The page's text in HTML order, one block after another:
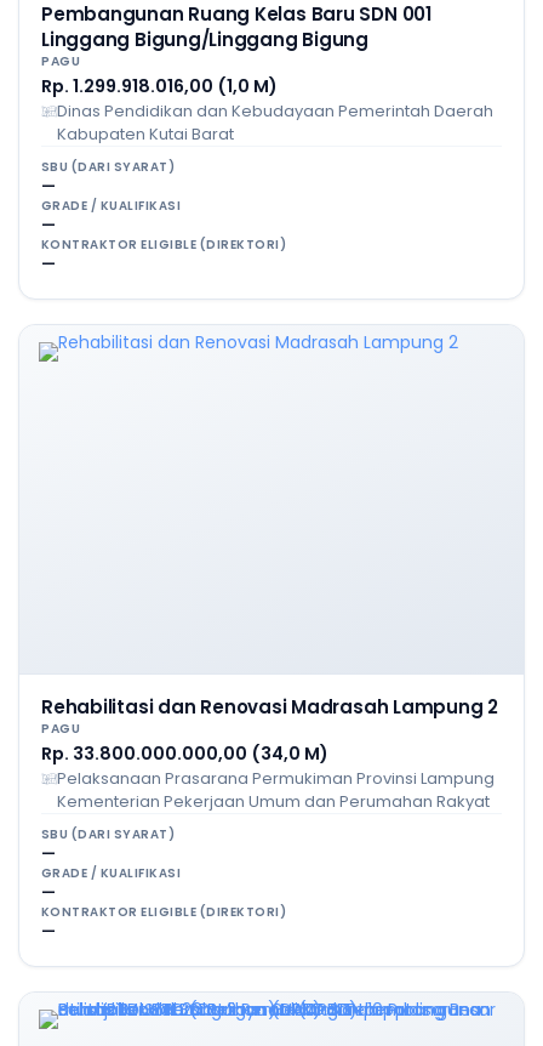
Pembangunan Ruang Kelas Baru SDN 001
Linggang Bigung/Linggang Bigung
PAGU
Rp. 1.299.918.016,00 (1,0 M)
Dinas Pendidikan dan Kebudayaan Pemerintah Daerah
Kabupaten Kutai Barat
SBU (DARI SYARAT)
—
GRADE / KUALIFIKASI
—
KONTRAKTOR ELIGIBLE (DIREKTORI)
—
Rehabilitasi dan Renovasi Madrasah Lampung 2
PAGU
Rp. 33.800.000.000,00 (34,0 M)
Pelaksanaan Prasarana Permukiman Provinsi Lampung
Kementerian Pekerjaan Umum dan Perumahan Rakyat
SBU (DARI SYARAT)
—
GRADE / KUALIFIKASI
—
KONTRAKTOR ELIGIBLE (DIREKTORI)
—